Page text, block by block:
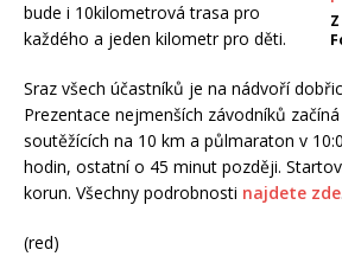
bude i 10kilometrová trasa pro
každého a jeden kilometr pro děti.
Sraz všech účastníků je na nádvoří
Prezentace nejmenších závodníků
soutěžících na 10 km a půlmaraton v
hodin, ostatní o 45 minut později.
korun. Všechny podrobnosti najdete zde.
(red)